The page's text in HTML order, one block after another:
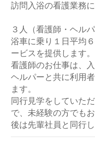
訪問入浴の看護業務
３人（看護師・ヘル
浴車に乗り１日平均
ービスを提供します。
看護師のお仕事は、
ヘルパーと共に利用
ます。
同行見学をしていた
で、未経験の方でも
後は先輩社員と同行